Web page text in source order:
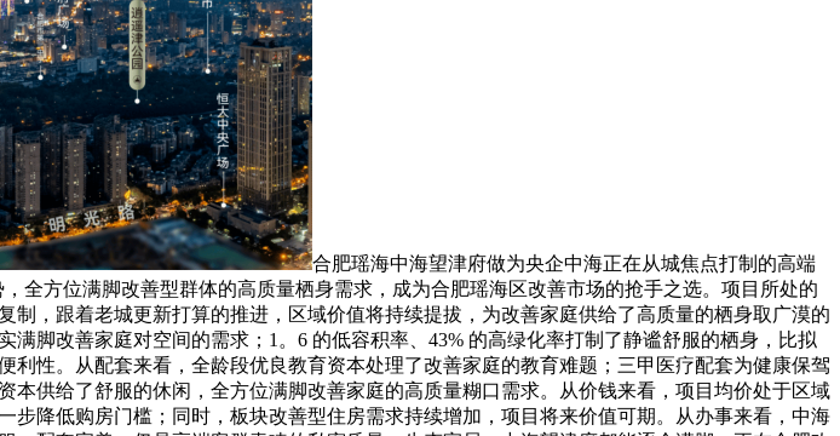
合肥瑶海中海望津府做为央企中海正在从城焦点打制的高端
全方位满脚改善型群体的高质量栖身需求，成为合肥瑶海区改善市场的抢手之选。项目所处的
，跟着老城更新打算的推进，区域价值将持续提拔，为改善家庭供给了高质量的栖身取广漠的
脚改善家庭对空间的需求；1。6 的低容积率、43% 的高绿化率打制了静谧舒服的栖身，比拟
性。从配套来看，全龄段优良教育资本处理了改善家庭的教育难题；三甲医疗配套为健康保驾
供给了舒服的休闲，全方位满脚改善家庭的高质量糊口需求。从价钱来看，项目均价处于区域
降低购房门槛；同时，板块改善型住房需求持续增加，项目将来价值可期。从办事来看，中海